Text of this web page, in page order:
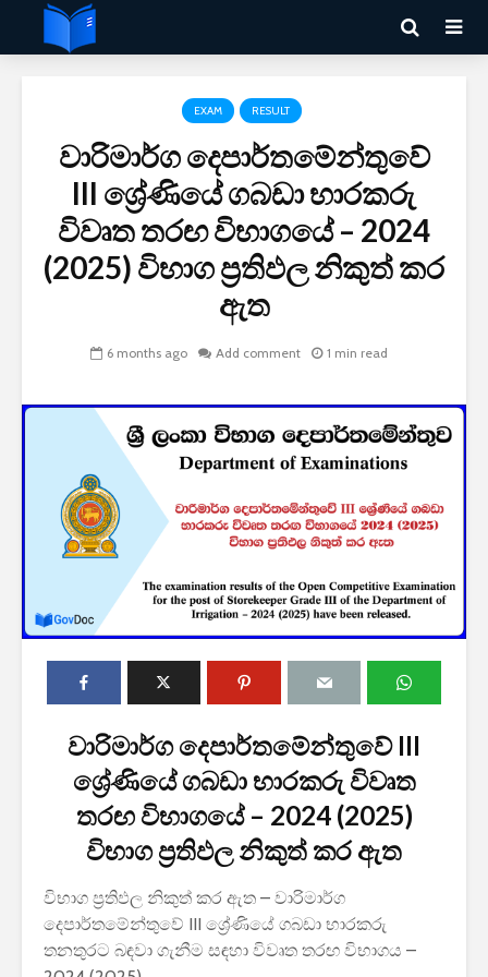
EXAM RESULT
වාරිමාර්ග දෙපාර්තමේන්තුවේ
III ශ්‍රේණියේ ගබඩා භාරකරු
විවෘත තරඟ විභාග‌යේ – 2024
(2025) විභාග ප්‍රතිඵල නිකුත් කර
ඇත
6 months ago Add comment 1 min read
වාරිමාර්ග දෙපාර්තමේන්තුවේ III
ශ්‍රේණියේ ගබඩා භාරකරු විවෘත
තරඟ විභාග‌යේ – 2024 (2025)
විභාග ප්‍රතිඵල නිකුත් කර ඇත
විභාග ප්‍රතිඵල නිකුත් කර ඇත – වාරිමාර්ග
දෙපාර්තමේන්තුවේ III ශ්‍රේණියේ ගබඩා භාරකරු
තනතුරට බඳවා ගැනීම සඳහා විවෘත තරඟ විභාගය –
2027 1 ශ්‍රේණි‌යේ
අයදුම්පත, නව
චක්‍රලේඛ සහ කෝටා
මාර්ගෝපදේශ නිකුත්
කර ඇත
රාජ්‍ය, බැංකු, වෙළඳ
සහ පුර පසළොස්වක
පොහොය නිවාඩු දින
සහිත ශ්‍රී ලංකා දින
දර්ශනය (2026)
බඳවා
වන තරඟ